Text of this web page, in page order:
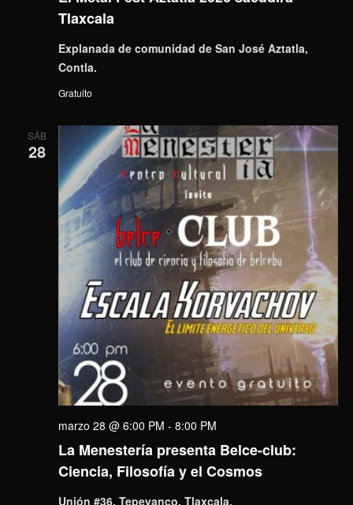
Tlaxcala
Explanada de comunidad de San José Aztatla,
Contla.
Gratuito
SÁB
28
La Menestería presenta Belce-club:
Ciencia, Filosofía y el Cosmos
marzo 28 @ 6:00 PM - 8:00 PM
Unión #36, Tepeyanco, Tlaxcala.